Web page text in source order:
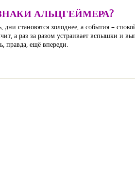
АЛЬЦГЕЙМЕРА?
дни становятся холоднее, а события –
а раз за разом устраивает вспышки и
правда, ещё впереди.